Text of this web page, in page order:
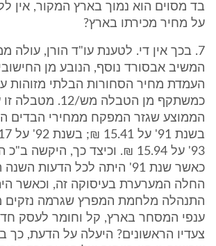
בד מסוים הוא נמוך בארץ המקור, אין
על מחיר מכירתו בארץ?
7. בכך אין די. לטענת עו"ד הורן, עולה
המשיב אבסורד נוסף, הנובע מן
העמדת מחיר הסחורות הבלתי מזוהות
כמשתקף מן הטבלה
הממוצע שגזר המפקח ממחירי הבדים
93' על 15.94 ₪. וכיצד כך,
כאשר שנת 91' היתה לכל הדעות
החלה המערערת בעיסוקה זה, וכאשר
התנהלה מלחמת המפרץ שגרמה נזקים
ענפי המסחר בארץ, קל וחומר לעסק
צעדיו הראשונים? היעלה על הדעת, כך